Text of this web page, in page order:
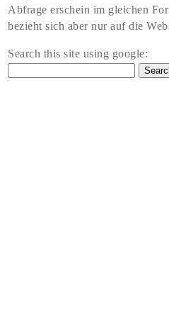
Abfrage erschein im gleichen
bezieht sich aber nur auf die
Search this site using google: